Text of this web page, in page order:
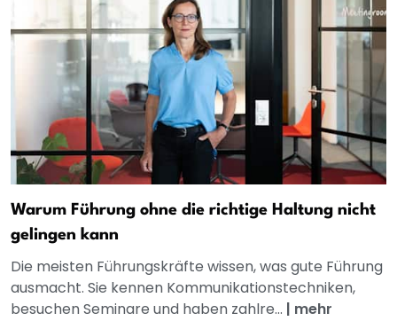
Warum Führung ohne die richtige Haltung nicht
gelingen kann
Die meisten Führungskräfte wissen, was gute Führung
ausmacht. Sie kennen Kommunikationstechniken,
besuchen Seminare und haben zahlre... | mehr